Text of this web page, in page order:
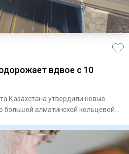
вдвое с 10
Казахстана утвердили новые
большой алматинской кольцевой